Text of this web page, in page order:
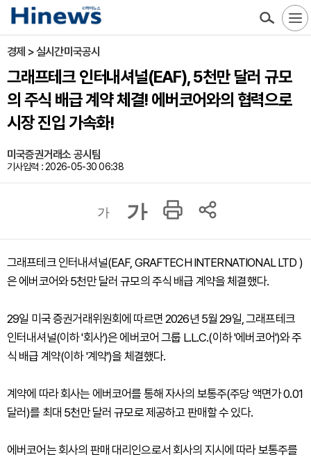
경제 > 실시간미국공시
그래프테크 인터내셔널(EAF), 5천만 달러 규모
의 주식 배급 계약 체결! 에버코어와의 협력으로
시장 진입 가속화!
미국증권거래소 공시팀
기사입력 : 2026-05-30 06:38
가 가
그래프테크 인터내셔널(EAF, GRAFTECH INTERNATIONAL LTD )
은 에버코어와 5천만 달러 규모의 주식 배급 계약을 체결했다.
29일 미국 증권거래위원회에 따르면 2026년 5월 29일, 그래프테크
인터내셔널(이하 '회사')은 에버코어 그룹 L.L.C.(이하 '에버코어')와 주
식 배급 계약(이하 '계약')을 체결했다.
계약에 따라 회사는 에버코어를 통해 자사의 보통주(주당 액면가 0.01
달러)를 최대 5천만 달러 규모로 제공하고 판매할 수 있다.
에버코어는 회사의 판매 대리인으로서 회사의 지시에 따라 보통주를